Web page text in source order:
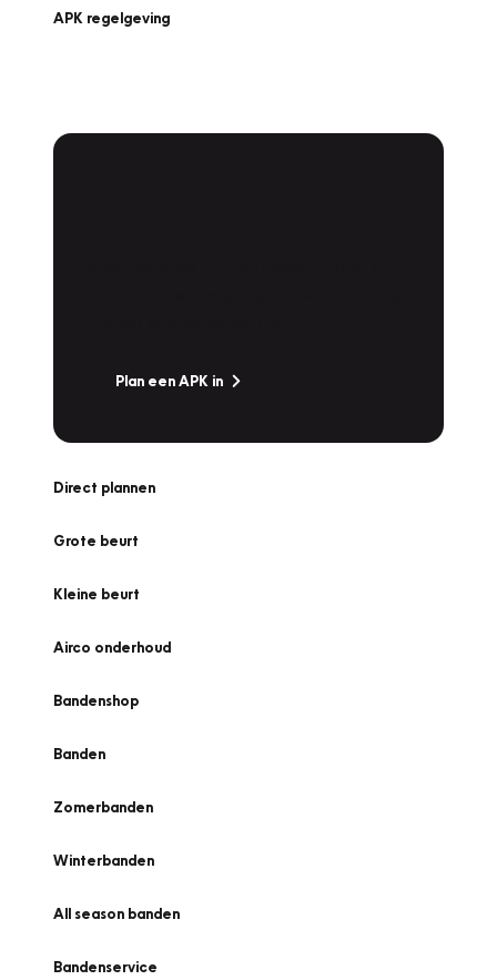
APK regelgeving
Plan een APK in
Direct plannen
Grote beurt
Kleine beurt
Airco onderhoud
Bandenshop
Banden
Zomerbanden
Winterbanden
All season banden
Bandenservice